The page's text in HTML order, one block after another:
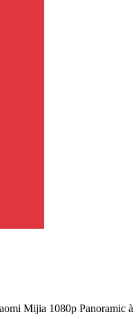
Mijia 1080p